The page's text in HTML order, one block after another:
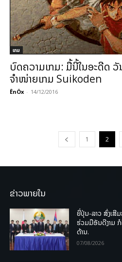
ເກມ
ບົດຄວາມເກມ: ມື້ນີ້ໃນອະດີດ
ຈຳໜ່າຍເກມ Suikoden
ÊnÖx - 14/12/2016
1 2
ຂ່າວພາຍໃນ
ຍີ່ປຸ່ນ-ລາວ ສົ່ງເສີ
ຮ່ວມມືອັນດີງາມ
ດ້ານ.
07/08/2026